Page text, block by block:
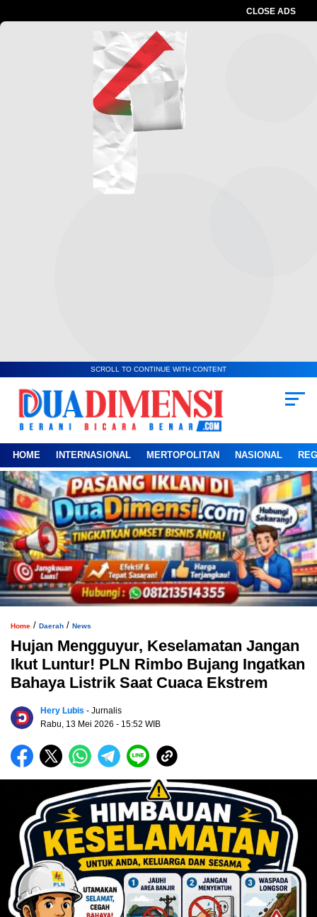
CLOSE ADS
SCROLL TO CONTINUE WITH CONTENT
HOME INTERNASIONAL MERTOPOLITAN NASIONAL
Home / Daerah / News
Hujan Mengguyur, Keselamatan Jangan
Ikut Luntur! PLN Rimbo Bujang Ingatkan
Bahaya Listrik Saat Cuaca Ekstrem
Hery Lubis - Jurnalis
Rabu, 13 Mei 2026 - 15:52 WIB